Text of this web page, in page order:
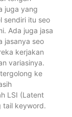
juga yang
sendiri itu seo
Ada juga jasa
jasanya seo
kerjakan
variasinya.
ke
LSI (Latent
tail keyword.